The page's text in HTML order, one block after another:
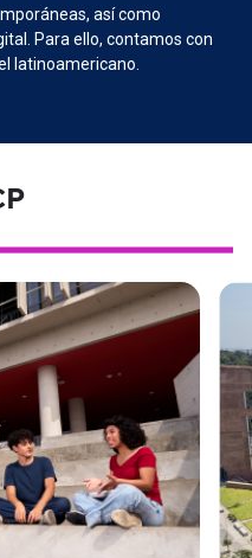
así como
Para ello, contamos con
latinoamericano.